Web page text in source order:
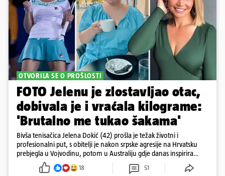
OTVORILA SE O PROŠLOSTI
FOTO Jelenu je zlostavljao otac,
dobivala je i vraćala kilograme:
'Brutalno me tukao šakama'
Bivša tenisačica Jelena Dokić (42) prošla je težak životni i
profesionalni put, s obitelji je nakon srpske agresije na Hrvatsku
prebjegla u Vojvodinu, potom u Australiju gdje danas inspirira
18 51